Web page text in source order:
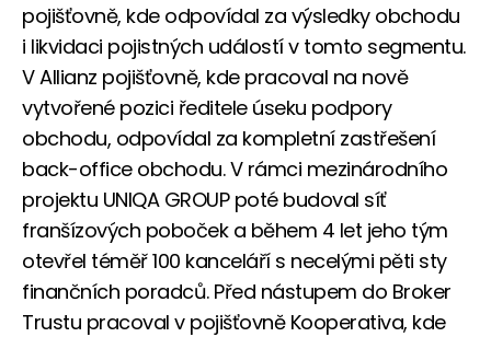
pojišťovně, kde odpovídal za výsledky obchodu
i likvidaci pojistných událostí v tomto segmentu.
V Allianz pojišťovně, kde pracoval na nově
vytvořené pozici ředitele úseku podpory
obchodu, odpovídal za kompletní zastřešení
back-office obchodu. V rámci mezinárodního
projektu UNIQA GROUP poté budoval síť
franšízových poboček a během 4 let jeho tým
otevřel téměř 100 kanceláří s necelými pěti sty
finančních poradců. Před nástupem do Broker
Trustu pracoval v pojišťovně Kooperativa, kde